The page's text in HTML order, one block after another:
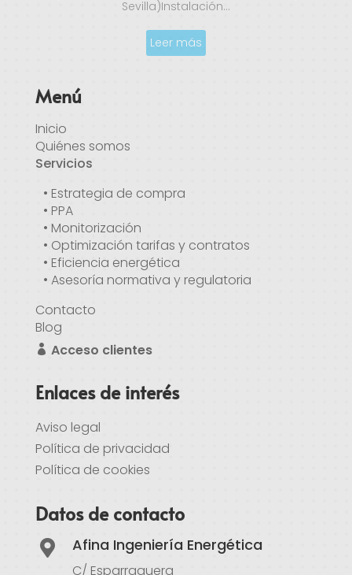
mayorista de...
Leer más
Menú
Inicio
Quiénes somos
Servicios
• Estrategia de compra
• PPA
• Monitorización
• Optimización tarifas y contratos
• Eficiencia energética
• Asesoría normativa y regulatoria
Contacto
Blog
Acceso clientes
Enlaces de interés
Aviso legal
Política de privacidad
Política de cookies
Datos de contacto
 Afina Ingeniería Energética
C/ Esparraguera